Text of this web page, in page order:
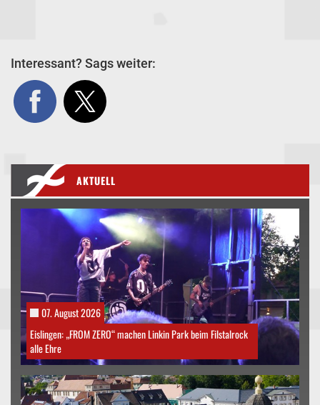
Interessant? Sags weiter:
AKTUELL
07. August 2026
Eislingen: „FROM ZERO“ machen Linkin Park beim Filstalrock
alle Ehre